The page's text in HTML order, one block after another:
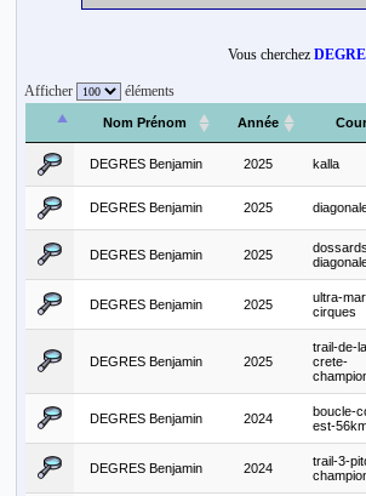
Vous cherchez
Afficher éléments
Nom Prénom Année
DEGRES Benjamin 2025 kalla
DEGRES Benjamin 2025
DEGRES Benjamin 2025
DEGRES Benjamin 2025
ultra-
cirques
DEGRES Benjamin 2025
trail-de-
crete-
DEGRES Benjamin 2024
boucle-
est-
DEGRES Benjamin 2024
trail-3-